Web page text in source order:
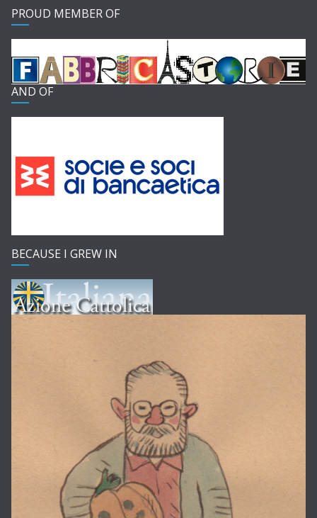
PROUD MEMBER OF
AND OF
BECAUSE I GREW IN